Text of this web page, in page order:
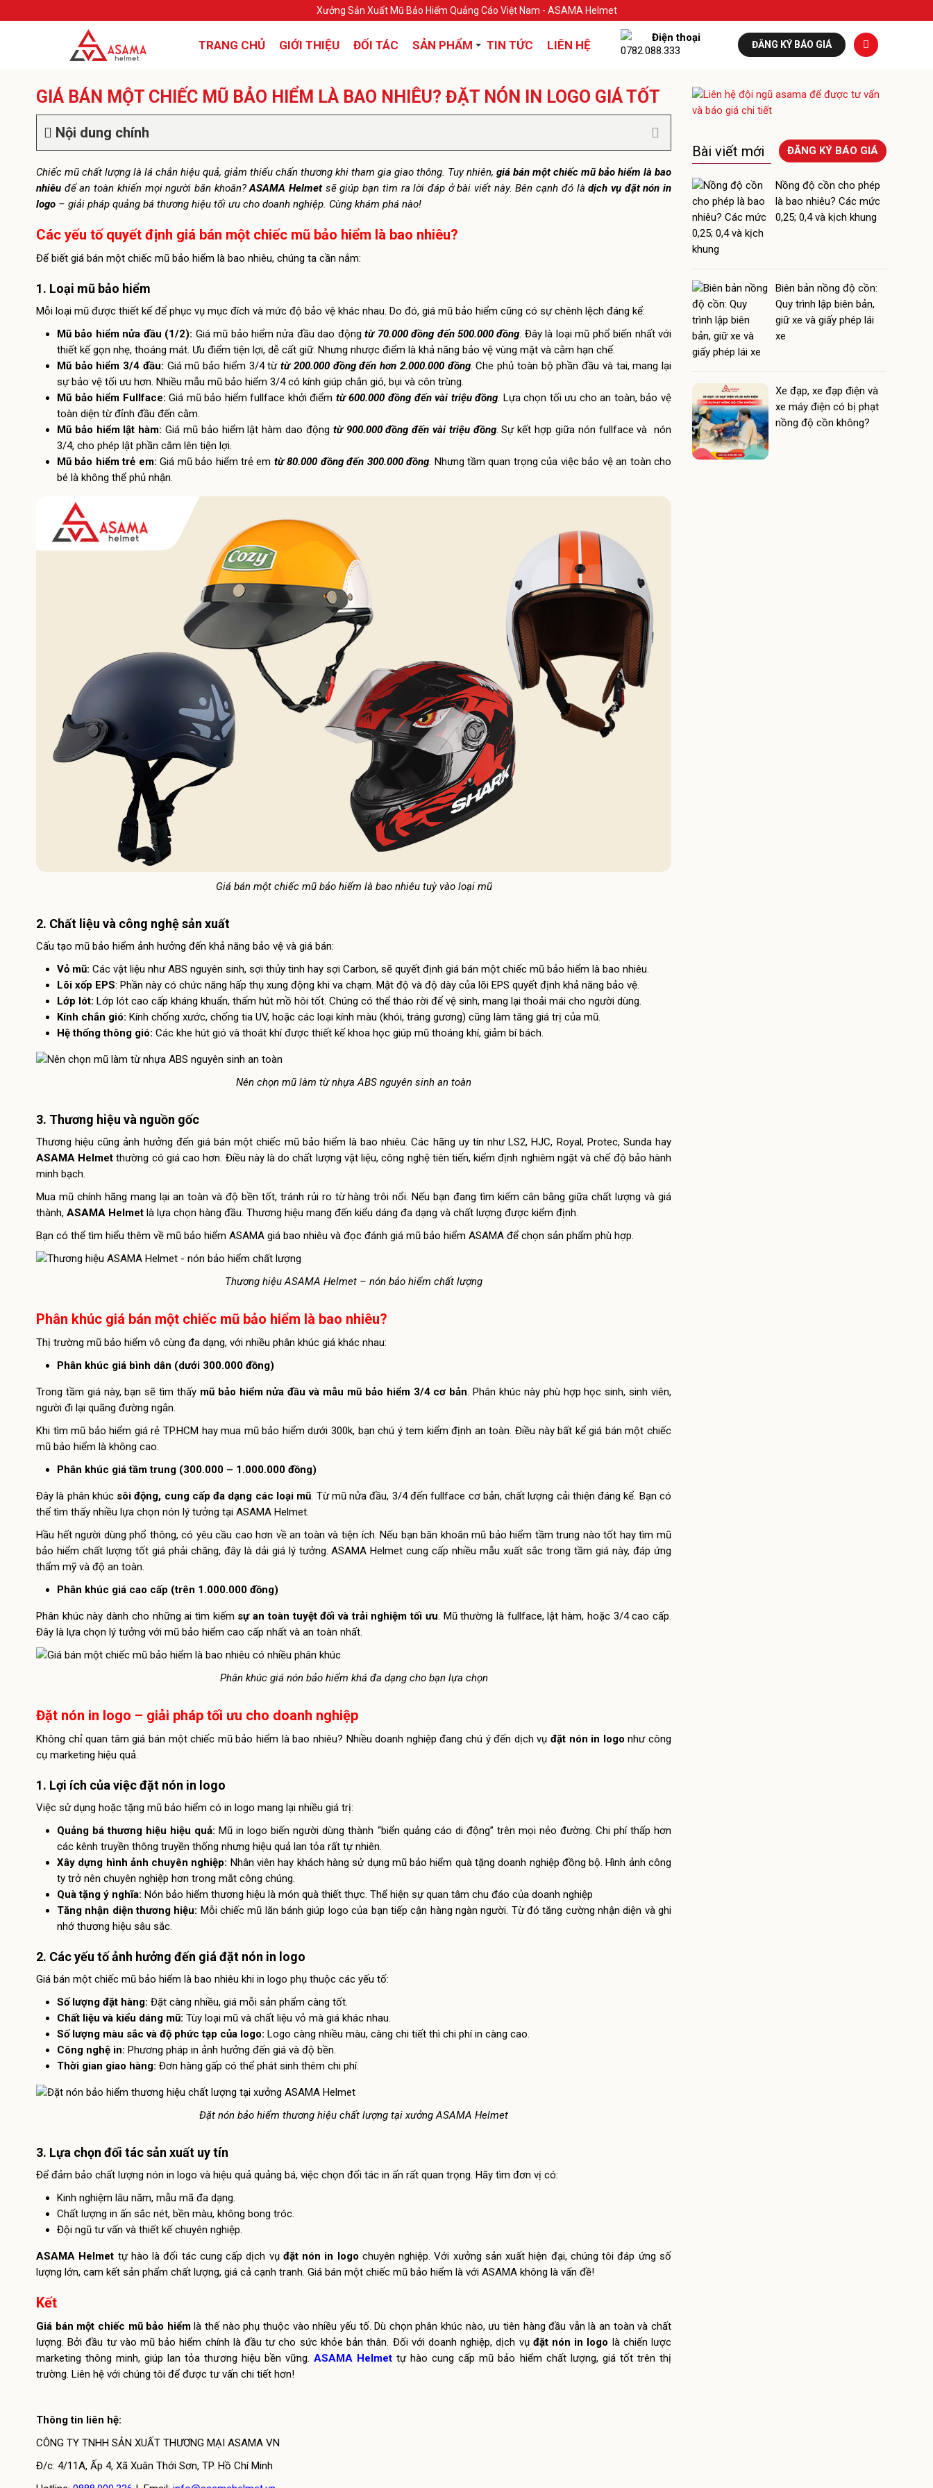
Xưởng Sản Xuất Mũ Bảo Hiểm Quảng Cáo Việt Nam - ASAMA Helmet
TRANG CHỦ GIỚI THIỆU ĐỐI TÁC SẢN PHẨM TIN TỨC LIÊN HỆ ĐĂNG KÝ BÁO GIÁ
Điện thoại
0782.088.333
GIÁ BÁN MỘT CHIẾC MŨ BẢO HIỂM LÀ BAO NHIÊU? ĐẶT NÓN IN LOGO GIÁ TỐT
Nội dung chính
Chiếc mũ chất lượng là lá chắn hiệu quả, giảm thiểu chấn thương khi tham gia giao thông. Tuy nhiên, giá bán một chiếc mũ bảo hiểm là bao
nhiêu để an toàn khiến mọi người băn khoăn?ASAMA Helmetsẽ giúp bạn tìm ra lời đáp ở bài viết này. Bên cạnh đó làdịch vụ đặt nón in
logo – giải pháp quảng bá thương hiệu tối ưu cho doanh nghiệp. Cùng khám phá nào!
Các yếu tố quyết định giá bán một chiếc mũ bảo hiểm là bao nhiêu?
Để biết giá bán một chiếc mũ bảo hiểm là bao nhiêu, chúng ta cần nắm:
1. Loại mũ bảo hiểm
Mỗi loại mũ được thiết kế để phục vụ mục đích và mức độ bảo vệ khác nhau. Do đó, giá mũ bảo hiểm cũng có sự chênh lệch đáng kể:
Mũ bảo hiểm nửa đầu (1/2): Giá mũ bảo hiểm nửa đầu dao độngtừ 70.000 đồng đến 500.000 đồng. Đây là loại mũ phổ biến nhất với
thiết kế gọn nhẹ, thoáng mát. Ưu điểm tiện lợi, dễ cất giữ. Nhưng nhược điểm là khả năng bảo vệ vùng mặt và cằm hạn chế.
Mũ bảo hiểm 3/4 đầu: Giá mũ bảo hiểm 3/4 từtừ200.000 đồng đến hơn 2.000.000 đồng. Che phủ toàn bộ phần đầu và tai, mang lại
sự bảo vệ tối ưu hơn. Nhiều mẫu mũ bảo hiểm 3/4 có kính giúp chắn gió, bụi và côn trùng.
Mũ bảo hiểm Fullface:Giá mũ bảo hiểm fullface khởi điểm từ 600.000 đồng đến vài triệu đồng. Lựa chọn tối ưu cho an toàn, bảo vệ
toàn diện từ đỉnh đầu đến cằm.
Mũ bảo hiểm lật hàm:Giá mũ bảo hiểm lật hàm dao động từ 900.000 đồng đến vài triệu đồng. Sự kết hợp giữa nón fullface và nón
3/4, cho phép lật phần cằm lên tiện lợi.
Mũ bảo hiểm trẻ em: Giá mũ bảo hiểm trẻ em từ80.000 đồng đến 300.000 đồng. Nhưng tầm quan trọng của việc bảo vệ an toàn cho
bé là không thể phủ nhận.
Giá bán một chiếc mũ bảo hiểm là bao nhiêu tuỳ vào loại mũ
2. Chất liệu và công nghệ sản xuất
Cấu tạo mũ bảo hiểm ảnh hưởng đến khả năng bảo vệ và giá bán:
Vỏ mũ: Các vật liệu như ABS nguyên sinh, sợi thủy tinh hay sợi Carbon, sẽ quyết định giá bán một chiếc mũ bảo hiểm là bao nhiêu.
Lõi xốp EPS: Phần này có chức năng hấp thụ xung động khi va chạm. Mật độ và độ dày của lõi EPS quyết định khả năng bảo vệ.
Lớp lót: Lớp lót cao cấp kháng khuẩn, thấm hút mồ hôi tốt. Chúng có thể tháo rời để vệ sinh, mang lại thoải mái cho người dùng.
Kính chắn gió: Kính chống xước, chống tia UV, hoặc các loại kính màu (khói, tráng gương) cũng làm tăng giá trị của mũ.
Hệ thống thông gió: Các khe hút gió và thoát khí được thiết kế khoa học giúp mũ thoáng khí, giảm bí bách.
Nên chọn mũ làm từ nhựa ABS nguyên sinh an toàn
3. Thương hiệu và nguồn gốc
Thương hiệu cũng ảnh hưởng đến giá bán một chiếc mũ bảo hiểm là bao nhiêu. Các hãng uy tín như LS2, HJC, Royal, Protec, Sunda hay
ASAMA Helmet thường có giá cao hơn. Điều này là do chất lượng vật liệu, công nghệ tiên tiến, kiểm định nghiêm ngặt và chế độ bảo hành
minh bạch.
Mua mũ chính hãng mang lại an toàn và độ bền tốt, tránh rủi ro từ hàng trôi nổi. Nếu bạn đang tìm kiếm cân bằng giữa chất lượng và giá
thành, ASAMA Helmet là lựa chọn hàng đầu. Thương hiệu mang đến kiểu dáng đa dạng và chất lượng được kiểm định.
Bạn có thể tìm hiểu thêm về mũ bảo hiểm ASAMA giá bao nhiêu và đọc đánh giá mũ bảo hiểm ASAMA để chọn sản phẩm phù hợp.
Thương hiệu ASAMA Helmet – nón bảo hiểm chất lượng
Phân khúc giá bán một chiếc mũ bảo hiểm là bao nhiêu?
Thị trường mũ bảo hiểm vô cùng đa dạng, với nhiều phân khúc giá khác nhau:
Phân khúc giá bình dân (dưới 300.000 đồng)
Trong tầm giá này, bạn sẽ tìm thấy mũ bảo hiểm nửa đầu và mẫu mũ bảo hiểm 3/4 cơ bản . Phân khúc này phù hợp học sinh, sinh viên,
người đi lại quãng đường ngắn.
Khi tìm mũ bảo hiểm giá rẻ TP.HCM hay mua mũ bảo hiểm dưới 300k, bạn chú ý tem kiểm định an toàn. Điều này bất kể giá bán một chiếc
mũ bảo hiểm là không cao.
Phân khúc giá tầm trung (300.000 – 1.000.000 đồng)
Đây là phân khúc sôi động, cung cấp đa dạng các loại mũ . Từ mũ nửa đầu, 3/4 đến fullface cơ bản, chất lượng cải thiện đáng kể. Bạn có
thể tìm thấy nhiều lựa chọn nón lý tưởng tại ASAMA Helmet.
Hầu hết người dùng phổ thông, có yêu cầu cao hơn về an toàn và tiện ích. Nếu bạn băn khoăn mũ bảo hiểm tầm trung nào tốt hay tìm mũ
bảo hiểm chất lượng tốt giá phải chăng, đây là dải giá lý tưởng. ASAMA Helmet cung cấp nhiều mẫu xuất sắc trong tầm giá này, đáp ứng
thẩm mỹ và độ an toàn.
Phân khúc giá cao cấp (trên 1.000.000 đồng)
Phân khúc này dành cho những ai tìm kiếm sự an toàn tuyệt đối và trải nghiệm tối ưu . Mũ thường là fullface, lật hàm, hoặc 3/4 cao cấp.
Đây là lựa chọn lý tưởng với mũ bảo hiểm cao cấp nhất và an toàn nhất.
Phân khúc giá nón bảo hiểm khá đa dạng cho bạn lựa chọn
Đặt nón in logo – giải pháp tối ưu cho doanh nghiệp
Không chỉ quan tâm giá bán một chiếc mũ bảo hiểm là bao nhiêu? Nhiều doanh nghiệp đang chú ý đến dịch vụ đặt nón in logo như công
cụ marketing hiệu quả.
1. Lợi ích của việc đặt nón in logo
Việc sử dụng hoặc tặng mũ bảo hiểm có in logo mang lại nhiều giá trị:
Quảng bá thương hiệu hiệu quả: Mũ in logo biến người dùng thành “biển quảng cáo di động” trên mọi nẻo đường. Chi phí thấp hơn
các kênh truyền thông truyền thống nhưng hiệu quả lan tỏa rất tự nhiên.
Xây dựng hình ảnh chuyên nghiệp: Nhân viên hay khách hàng sử dụng mũ bảo hiểm quà tặng doanh nghiệp đồng bộ. Hình ảnh công
ty trở nên chuyên nghiệp hơn trong mắt công chúng.
Quà tặng ý nghĩa: Nón bảo hiểm thương hiệu là món quà thiết thực. Thể hiện sự quan tâm chu đáo của doanh nghiệp
Tăng nhận diện thương hiệu: Mỗi chiếc mũ lăn bánh giúp logo của bạn tiếp cận hàng ngàn người. Từ đó tăng cường nhận diện và ghi
nhớ thương hiệu sâu sắc.
2. Các yếu tố ảnh hưởng đến giá đặt nón in logo
Giá bán một chiếc mũ bảo hiểm là bao nhiêu khi in logo phụ thuộc các yếu tố:
Số lượng đặt hàng: Đặt càng nhiều, giá mỗi sản phẩm càng tốt.
Chất liệu và kiểu dáng mũ: Tùy loại mũ và chất liệu vỏ mà giá khác nhau.
Số lượng màu sắc và độ phức tạp của logo: Logo càng nhiều màu, càng chi tiết thì chi phí in càng cao.
Công nghệ in: Phương pháp in ảnh hưởng đến giá và độ bền.
Thời gian giao hàng: Đơn hàng gấp có thể phát sinh thêm chi phí.
Đặt nón bảo hiểm thương hiệu chất lượng tại xưởng ASAMA Helmet
3. Lựa chọn đối tác sản xuất uy tín
Để đảm bảo chất lượng nón in logo và hiệu quả quảng bá, việc chọn đối tác in ấn rất quan trọng. Hãy tìm đơn vị có:
Kinh nghiệm lâu năm, mẫu mã đa dạng.
Chất lượng in ấn sắc nét, bền màu, không bong tróc.
Đội ngũ tư vấn và thiết kế chuyên nghiệp.
ASAMA Helmet tự hào là đối tác cung cấp dịch vụ đặt nón in logo chuyên nghiệp. Với xưởng sản xuất hiện đại, chúng tôi đáp ứng số
lượng lớn, cam kết sản phẩm chất lượng, giá cả cạnh tranh. Giá bán một chiếc mũ bảo hiểm là với ASAMA không là vấn đề!
Kết
Giá bán một chiếc mũ bảo hiểmlà thế nào phụ thuộc vào nhiều yếu tố. Dù chọn phân khúc nào, ưu tiên hàng đầu vẫn là an toàn và chất
lượng. Bởi đầu tư vào mũ bảo hiểm chính là đầu tư cho sức khỏe bản thân. Đối với doanh nghiệp, dịch vụ đặt nón in logo là chiến lược
marketing thông minh, giúp lan tỏa thương hiệu bền vững. ASAMA Helmettự hào cung cấp mũ bảo hiểm chất lượng, giá tốt trên thị
trường. Liên hệ với chúng tôi để được tư vấn chi tiết hơn!
Thông tin liên hệ:
CÔNG TY TNHH SẢN XUẤT THƯƠNG MẠI ASAMA VN
Đ/c: 4/11A, Ấp 4, Xã Xuân Thới Sơn, TP. Hồ Chí Minh
Bài viết mới ĐĂNG KÝ BÁO GIÁ
Nồng độ cồn cho phép
là bao nhiêu? Các mức
0,25; 0,4 và kịch khung
Biên bản nồng độ cồn:
Quy trình lập biên bản,
giữ xe và giấy phép lái
xe
Xe đạp, xe đạp điện và
xe máy điện có bị phạt
nồng độ cồn không?